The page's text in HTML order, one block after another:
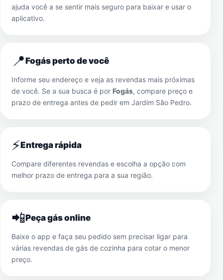
ajuda você a se sentir mais seguro para baixar e usar o
aplicativo.
📍Fogás perto de você
Informe seu endereço e veja as revendas mais próximas
de você. Se a sua busca é por Fogás, compare preço e
prazo de entrega antes de pedir em Jardim São Pedro.
⚡Entrega rápida
Compare diferentes revendas e escolha a opção com
melhor prazo de entrega para a sua região.
📲Peça gás online
Baixe o app e faça seu pedido sem precisar ligar para
várias revendas de gás de cozinha para cotar o menor
preço.